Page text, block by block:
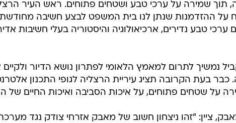
תוך שמירה על ערכי טבע ושטחים פתוחים. ראש העיר
על ההזדמנות שנתן לנו בית המשפט לבצע חשיבה
ערכי טבע נדירים, ארכיאולוגיה והיסטוריה בעלי חשיבות
נמשיך לתרום למאמץ הלאומי לפתרון נושא הדיור
בעת הקרובה תציג עיריית הרצליה לגופי התכנון
על שטחים פתוחים, על איכות הסביבה ואיכות החיים של
ציין: "זהו ניצחון חשוב של מאבק אזרחי צודק נגד